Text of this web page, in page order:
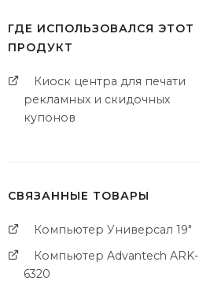
ГДЕ ИСПОЛЬЗОВАЛСЯ ЭТОТ
ПРОДУКТ
Киоск центра для печати
рекламных и скидочных
купонов
СВЯЗАННЫЕ ТОВАРЫ
Компьютер Универсал 19"
Компьютер Advantech ARK-
6320